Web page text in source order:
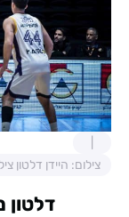
צילום: היידן דלטון